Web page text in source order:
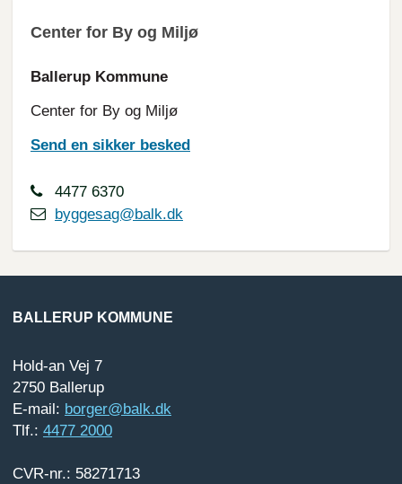
Center for By og Miljø
Ballerup Kommune
Center for By og Miljø
Send en sikker besked
4477 6370
byggesag@balk.dk
BALLERUP KOMMUNE
Hold-an Vej 7
2750 Ballerup
E-mail: borger@balk.dk
Tlf.: 4477 2000
CVR-nr.: 58271713